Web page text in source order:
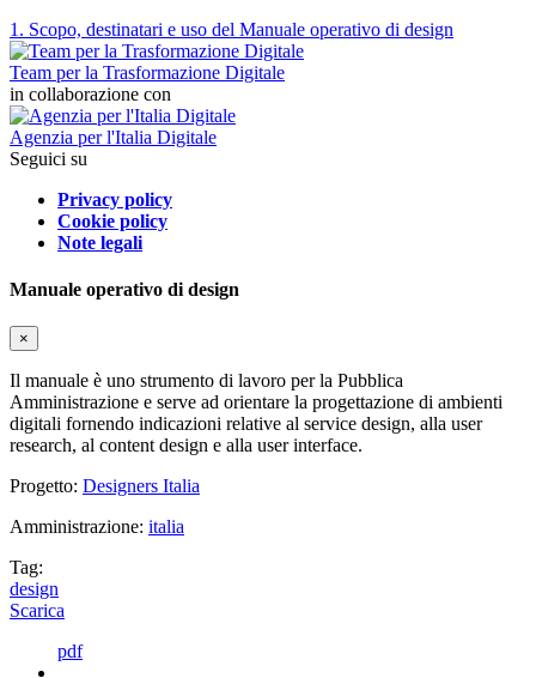
1. Scopo, destinatari e uso del Manuale operativo di design
Team per la Trasformazione Digitale
in collaborazione con
Agenzia per l'Italia Digitale
Seguici su
Privacy policy
Cookie policy
Note legali
Manuale operativo di design
×
Il manuale è uno strumento di lavoro per la Pubblica
Amministrazione e serve ad orientare la progettazione di ambienti
digitali fornendo indicazioni relative al service design, alla user
research, al content design e alla user interface.
Progetto: Designers Italia
Amministrazione: italia
Tag:
design
Scarica
pdf